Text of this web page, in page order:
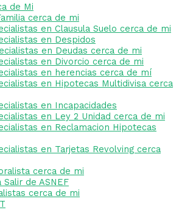
de Mi
cerca de mi
en Clausula Suelo cerca de mi
en Despidos
en Deudas cerca de mi
en Divorcio cerca de mi
en herencias cerca de mí
en Hipotecas Multidivisa cerca
en Incapacidades
en Ley 2 Unidad cerca de mi
en Reclamacion Hipotecas
en Tarjetas Revolving cerca
cerca de mi
de ASNEF
cerca de mi